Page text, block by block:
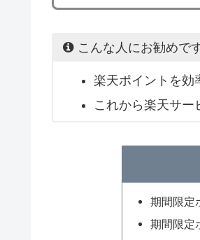
こんな人にお勧めで
楽天ポイントを効
これから楽天サー
期間限定
期間限定